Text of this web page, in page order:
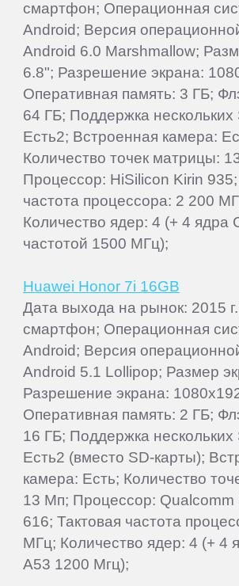
смартфон; Операционная
Android; Версия
Android 6.0 Marshmallow;
6.8"; Разрешение экрана:
Оперативная память: 3 ГБ;
64 ГБ; Поддержка нескольких
Есть2; Встроенная камера:
Количество точек матрицы:
Процессор: HiSilicon Kirin 935;
частота процессора: 2 200
Количество ядер: 4 (+ 4 ядра
частотой 1500 МГц);
Huawei Honor 7i 16GB
Дата выхода на рынок: 2015
смартфон; Операционная
Android; Версия
Android 5.1 Lollipop; Размер
Разрешение экрана:
Оперативная память: 2 ГБ;
16 ГБ; Поддержка нескольких
Есть2 (вместо SD-карты);
камера: Есть; Количество
13 Мп; Процессор: Qualcomm
616; Тактовая частота
МГц; Количество ядер: 4 (+ 4
A53 1200 Мгц);